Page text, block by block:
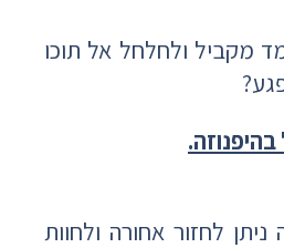
מקביל ולחלחל אל תוכו
בהיפנוזה.
לחזור אחורה ולחוות